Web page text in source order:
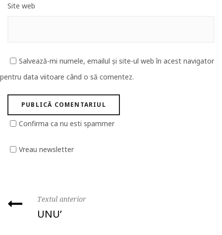
Site web
Salvează-mi numele, emailul și site-ul web în acest navigator
pentru data viitoare când o să comentez.
Confirma ca nu esti spammer
Vreau newsletter
Textul anterior
UNU’